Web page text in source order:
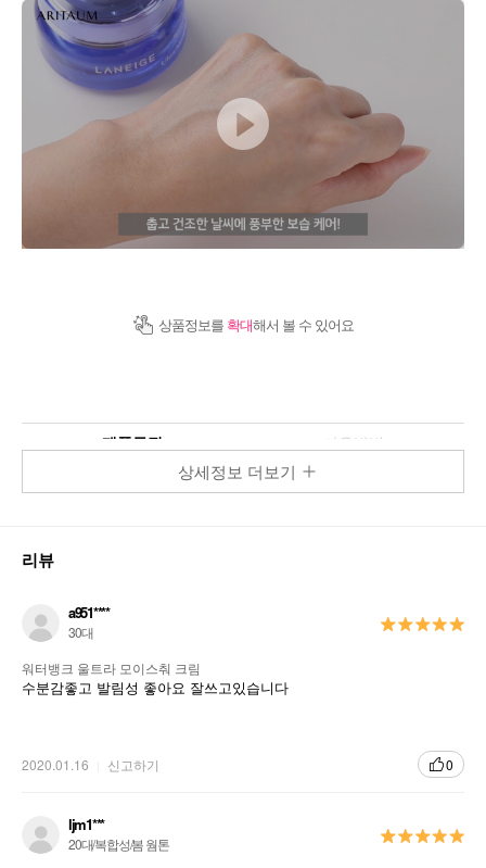
상품정보를 확대해서 볼 수 있어요
제품특징 사용방법
워터뱅크 울트라 모이스춰 크림
“보습 딱풀 크림”
상세정보 더보기
리뷰
a951****
30대
워터뱅크 울트라 모이스춰 크림
수분감좋고 발림성 좋아요 잘쓰고있습니다
2020.01.16 신고하기 0
ljm1***
20대/복합성/봄 웜톤